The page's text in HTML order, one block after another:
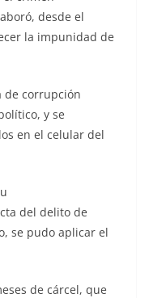
desde el
la impunidad de
de corrupción
y se
en el celular del
del delito de
se pudo aplicar el
de cárcel, que